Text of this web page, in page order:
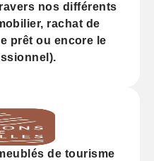
nos différents
rachat de
prêt ou encore le
de tourisme